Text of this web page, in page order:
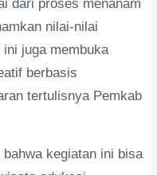
dari proses menanam
nilai-nilai
juga membuka
berbasis
tertulisnya Pemkab
kegiatan ini bisa